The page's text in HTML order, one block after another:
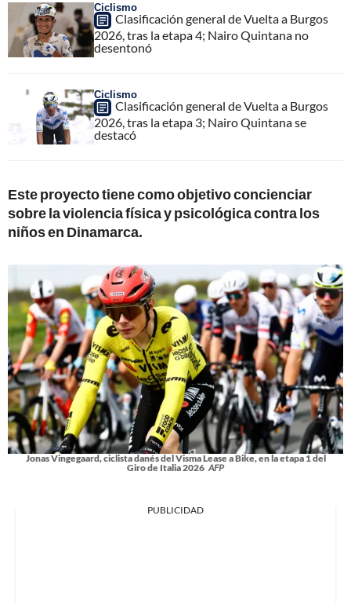
Ciclismo
Clasificación general de Vuelta a Burgos
2026, tras la etapa 4; Nairo Quintana no
desentonó
Ciclismo
Clasificación general de Vuelta a Burgos
2026, tras la etapa 3; Nairo Quintana se
destacó
Este proyecto tiene como objetivo concienciar
sobre la violencia física y psicológica contra los
niños en Dinamarca.
Jonas Vingegaard, ciclista danés del Visma Lease a Bike, en la etapa 1 del
Giro de Italia 2026 AFP
PUBLICIDAD